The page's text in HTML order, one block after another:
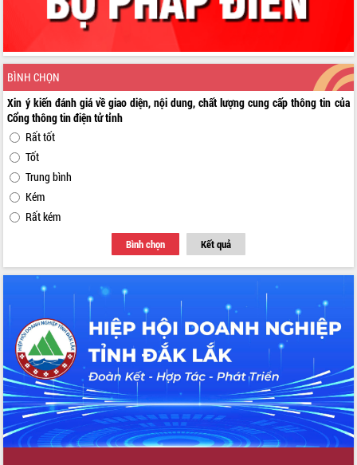
BÌNH CHỌN
Xin ý kiến đánh giá về giao diện, nội dung, chất lượng cung cấp thông tin của
Cổng thông tin điện tử tỉnh
Rất tốt
Tốt
Trung bình
Kém
Rất kém
Bình chọn Kết quả